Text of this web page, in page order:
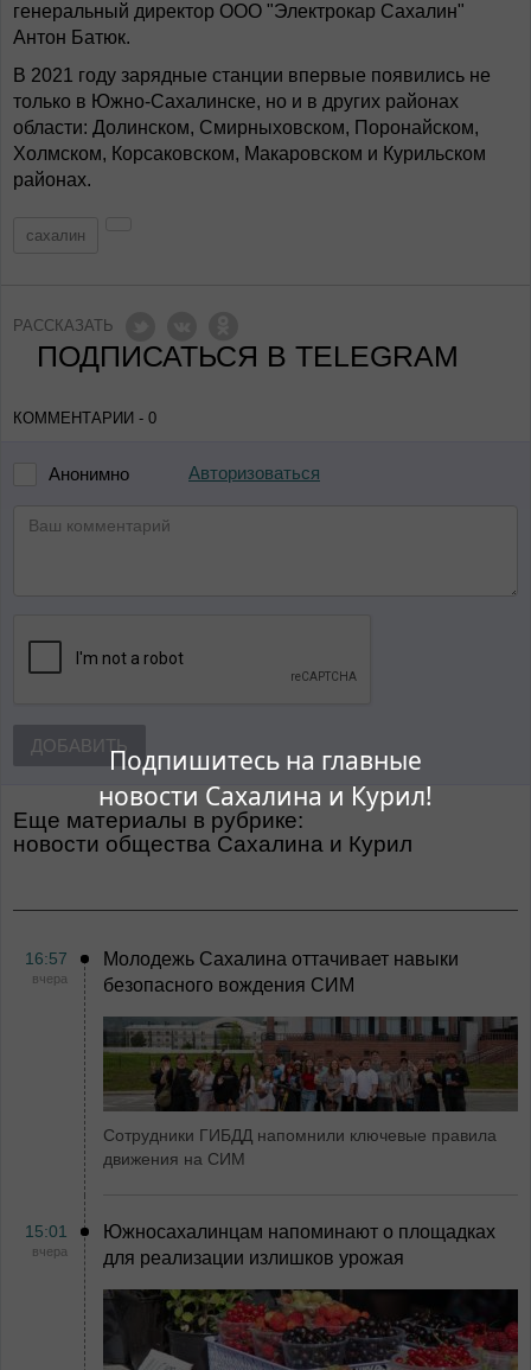
Подпишитесь на главные
новости Сахалина и Курил!
генеральный директор ООО "Электрокар Сахалин"
Антон Батюк.
В 2021 году зарядные станции впервые появились не
только в Южно-Сахалинске, но и в других районах
области: Долинском, Смирныховском, Поронайском,
Холмском, Корсаковском, Макаровском и Курильском
районах.
сахалин
РАССКАЗАТЬ
ПОДПИСАТЬСЯ В TELEGRAM
КОММЕНТАРИИ - 0
Анонимно Авторизоваться
ДОБАВИТЬ
Еще материалы в рубрике:
Новости общества Сахалина и Курил
16:57
вчера
Молодежь Сахалина оттачивает навыки
безопасного вождения СИМ
Сотрудники ГИБДД напомнили ключевые правила
движения на СИМ
15:01
вчера
Южносахалинцам напоминают о площадках
для реализации излишков урожая